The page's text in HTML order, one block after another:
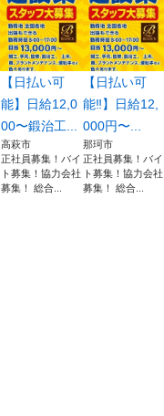
【日払い可
能】日給12,0
00〜鍛治工...
高萩市
正社員募集！バイ
ト募集！協力会社
募集！ 総合...
【日払い可
能‼️】日給12,
000円〜...
那珂市
正社員募集！バイ
ト募集！協力会社
募集！ 総合...